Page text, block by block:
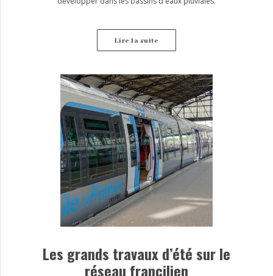
Lire la suite
Les grands travaux d’été sur le
réseau francilien